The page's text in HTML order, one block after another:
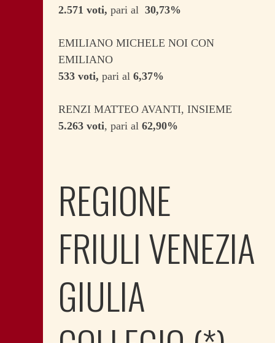
2.571 voti, pari al 30,73%
EMILIANO MICHELE NOI CON
EMILIANO
533 voti, pari al 6,37%
RENZI MATTEO AVANTI, INSIEME
5.263 voti, pari al 62,90%
REGIONE
FRIULI VENEZIA
GIULIA